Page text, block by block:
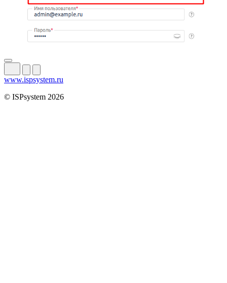
www.ispsystem.ru
© ISPsystem 2026